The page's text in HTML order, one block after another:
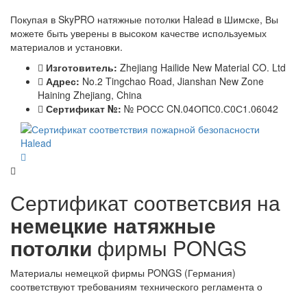
Покупая в SkyPRO натяжные потолки Halead в Шимске, Вы
можете быть уверены в высоком качестве используемых
материалов и установки.
Изготовитель: Zhejiang Hailide New Material CO. Ltd
Адрес: No.2 Tingchao Road, Jianshan New Zone
Haining Zhejiang, China
Сертификат №: № РОСС CN.04ОПС0.С0С1.06042
Сертификат соответсвия на
немецкие натяжные
потолки фирмы PONGS
Материалы немецкой фирмы PONGS (Германия)
соответствуют требованиям технического регламента о